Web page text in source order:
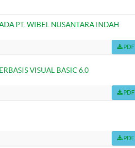
PT. WIBEL NUSANTARA INDAH
PDF
VISUAL BASIC 6.0
PDF
PDF